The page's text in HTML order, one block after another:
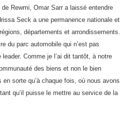
Rewmi, Omar Sarr a laissé entendre
Seck a une permanence nationale et
départements et arrondissements.
du parc automobile qui n’est pas
Comme je l’ai dit tantôt, à notre
des biens et non le bien
sorte qu’à chaque fois, où nous avons
qu’il puisse le mettre au service de la